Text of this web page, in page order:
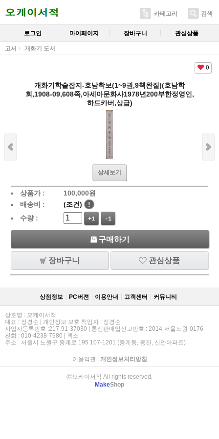
카테고리 검색
로그인 마이페이지 장바구니 관심상품
고서 개화기 도서
0
개화기학술잡지-호남학보(1~9권,9책완질)(호남학
회,1908-09,608쪽,아세아문화사1978년200부한정영인,
하드카버,상급)
상세보기
상품가 : 100,000원
배송비 :
(조건)
!
수량 :
+1 -1
구매하기
장바구니 관심상품
상점정보 PC버젼 이용안내 고객센터 커뮤니티
상호명 : 오케이서적
대표 : 정경순 | 개인정보 보호 책임자 : 정경순
사업자등록번호 :217-91-37030 | 통신판매업신고번호 : 2014-서울노원-0176
전화 : 010-4238-7980 | 팩스 :
주소 : 서울시 노원구 중계로 195 107-1201 (중계동, 동진, 신안아파트)
이용약관| 개인정보처리방침
ⓒ오케이서적 All rights reserved.
MakeShop